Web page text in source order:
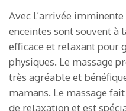
Avec l’arrivée
enceintes sont souvent à
efficace et relaxant pour
physiques. Le massage
très agréable et
mamans. Le massage
de relaxation et est